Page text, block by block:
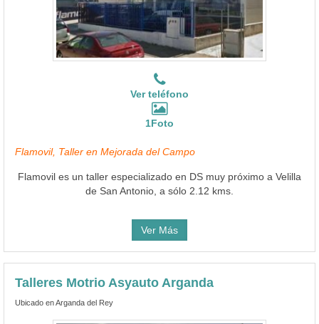
Ver teléfono
1Foto
Flamovil, Taller en Mejorada del Campo
Flamovil es un taller especializado en DS muy próximo a Velilla
de San Antonio, a sólo 2.12 kms.
Ver Más
Talleres Motrio Asyauto Arganda
Ubicado en Arganda del Rey